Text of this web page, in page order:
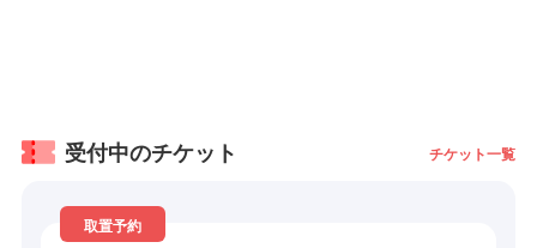
受付中のチケット チケット一覧
取置予約